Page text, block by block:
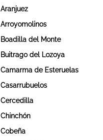
Aranjuez
Arroyomolinos
Boadilla del Monte
Buitrago del Lozoya
Camarma de Esteruelas
Casarrubuelos
Cercedilla
Chinchón
Cobeña